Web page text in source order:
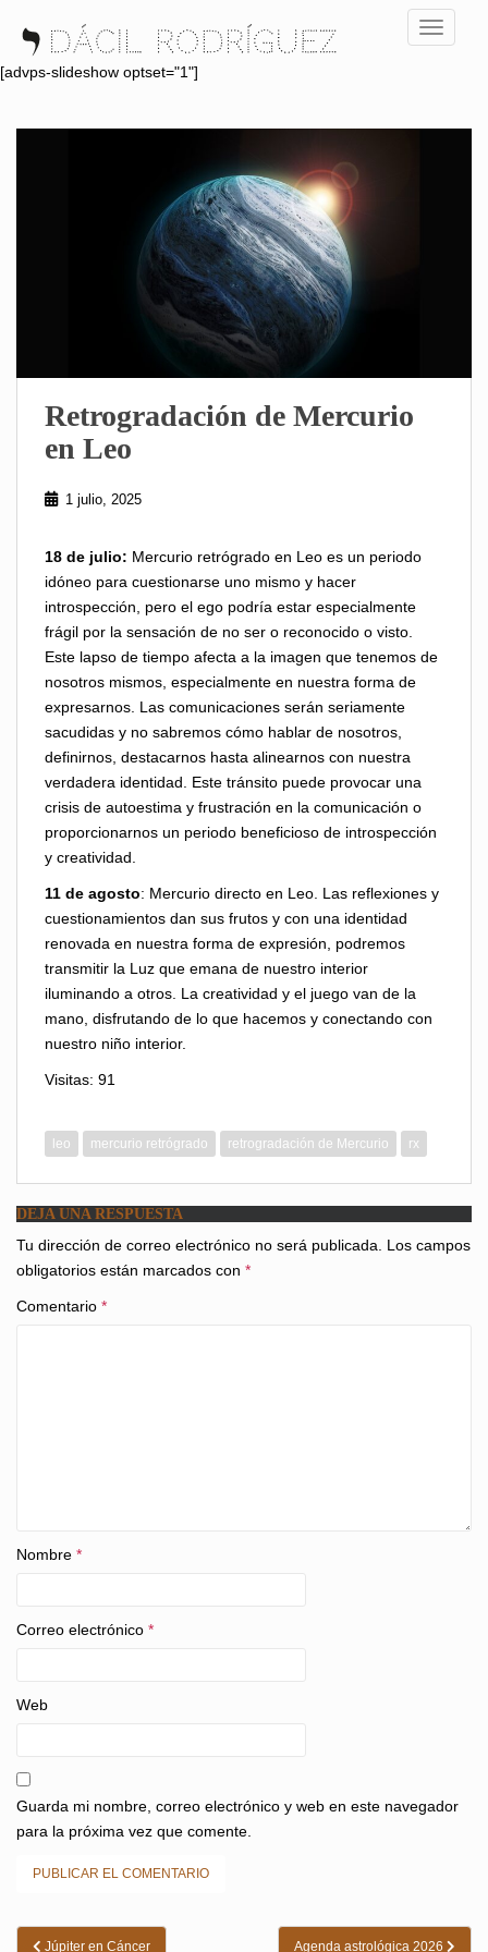
p
[advps-slideshow optset="1"]
Retrogradación de Mercurio
en Leo
1 julio, 2025
18 de julio: Mercurio retrógrado en Leo es un periodo
idóneo para cuestionarse uno mismo y hacer
introspección, pero el ego podría estar especialmente
frágil por la sensación de no ser o reconocido o visto.
Este lapso de tiempo afecta a la imagen que tenemos de
nosotros mismos, especialmente en nuestra forma de
expresarnos. Las comunicaciones serán seriamente
sacudidas y no sabremos cómo hablar de nosotros,
definirnos, destacarnos hasta alinearnos con nuestra
verdadera identidad. Este tránsito puede provocar una
crisis de autoestima y frustración en la comunicación o
proporcionarnos un periodo beneficioso de introspección
y creatividad.
11 de agosto: Mercurio directo en Leo. Las reflexiones y
cuestionamientos dan sus frutos y con una identidad
renovada en nuestra forma de expresión, podremos
transmitir la Luz que emana de nuestro interior
iluminando a otros. La creatividad y el juego van de la
mano, disfrutando de lo que hacemos y conectando con
nuestro niño interior.
Visitas: 91
leo mercurio retrógrado retrogradación de Mercurio rx
DEJA UNA RESPUESTA
Tu dirección de correo electrónico no será publicada.
Los campos
obligatorios están marcados con *
Comentario *
Nombre *
Correo electrónico *
Web
Guarda mi nombre, correo electrónico y web en este navegador
para la próxima vez que comente.
Navegación
Júpiter en Cáncer Agenda astrológica 2026